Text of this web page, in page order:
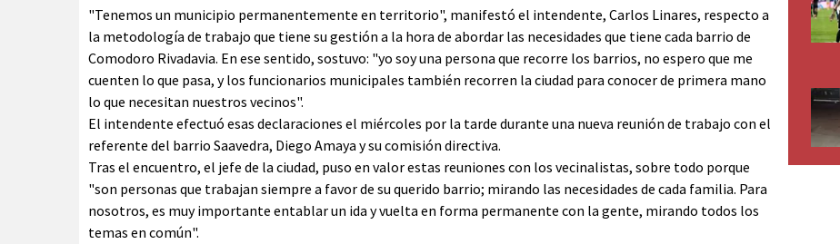
"Tenemos un municipio permanentemente en territorio", manifestó el intendente, Carlos Linares, respecto a
la metodología de trabajo que tiene su gestión a la hora de abordar las necesidades que tiene cada barrio de
Comodoro Rivadavia. En ese sentido, sostuvo: "yo soy una persona que recorre los barrios, no espero que me
cuenten lo que pasa, y los funcionarios municipales también recorren la ciudad para conocer de primera mano
lo que necesitan nuestros vecinos".
El intendente efectuó esas declaraciones el miércoles por la tarde durante una nueva reunión de trabajo con el
referente del barrio Saavedra, Diego Amaya y su comisión directiva.
Tras el encuentro, el jefe de la ciudad, puso en valor estas reuniones con los vecinalistas, sobre todo porque
"son personas que trabajan siempre a favor de su querido barrio; mirando las necesidades de cada familia. Para
nosotros, es muy importante entablar un ida y vuelta en forma permanente con la gente, mirando todos los
temas en común".